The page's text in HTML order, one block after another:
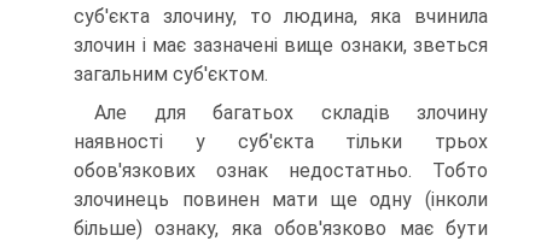
суб'єкта злочину, то людина, яка вчинила
злочин і має зазначені вище ознаки, зветься
загальним суб'єктом.
Але для багатьох складів злочину
наявності у суб'єкта тільки трьох
обов'язкових ознак недостатньо. Тобто
злочинець повинен мати ще одну (інколи
більше) ознаку, яка обов'язково має бути